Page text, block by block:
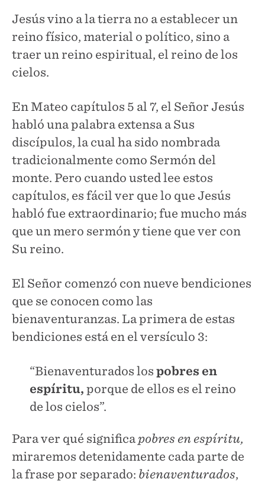
Jesús vino a la tierra no a establecer un
reino físico, material o político, sino a
traer un reino espiritual, el reino de los
cielos.
En Mateo capítulos 5 al 7, el Señor Jesús
habló una palabra extensa a Sus
discípulos, la cual ha sido nombrada
tradicionalmente como Sermón del
monte. Pero cuando usted lee estos
capítulos, es fácil ver que lo que Jesús
habló fue extraordinario; fue mucho más
que un mero sermón y tiene que ver con
Su reino.
El Señor comenzó con nueve bendiciones
que se conocen como las
bienaventuranzas. La primera de estas
bendiciones está en el versículo 3:
“Bienaventurados los pobres en
espíritu, porque de ellos es el reino
de los cielos”.
Para ver qué significapobres en espíritu,
miraremos detenidamente cada parte de
la frase por separado: bienaventurados,